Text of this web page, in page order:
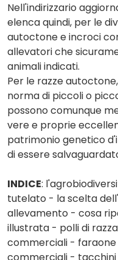
Nell'indirizzario
elenca quindi, per le
autoctone e incroci
allevatori che
animali indicati.
Per le razze
norma di piccoli o
possono comunque
vere e proprie
patrimonio genetico
di essere
INDICE:
tutelato - la scelta
allevamento - cosa
illustrata - polli di
commerciali -